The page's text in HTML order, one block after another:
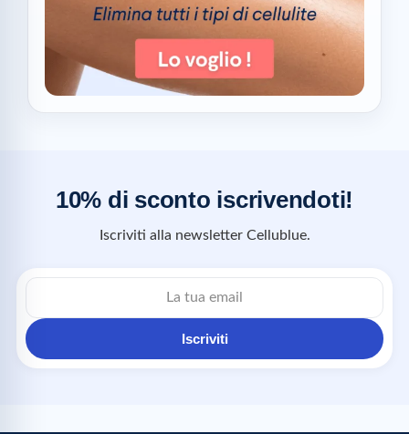
10% di sconto iscrivendoti!
Iscriviti alla newsletter Cellublue.
Iscriviti